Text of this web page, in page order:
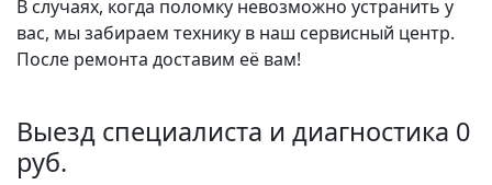
В случаях, когда поломку невозможно устранить у
вас, мы забираем технику в наш сервисный центр.
После ремонта доставим её вам!
Выезд специалиста и диагностика 0
руб.